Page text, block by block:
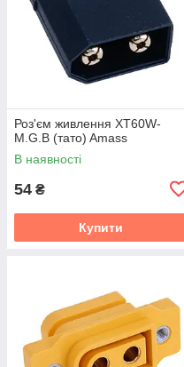
Роз'єм живлення XT60W-
M.G.B (тато) Amass
В наявності
54 ₴
Купити